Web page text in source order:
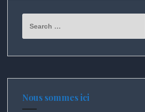
for:
Nous sommes ici